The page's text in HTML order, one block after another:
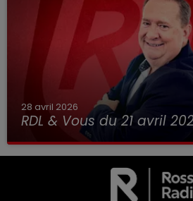
28 avril 2026
RDL & Vous du 21 avril